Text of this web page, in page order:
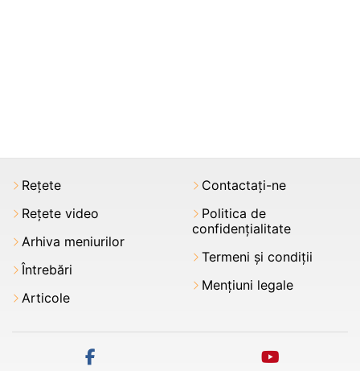
Rețete
Rețete video
Arhiva meniurilor
Întrebări
Articole
Contactați-ne
Politica de
confidențialitate
Termeni şi condiții
Mențiuni legale
facebook youtube